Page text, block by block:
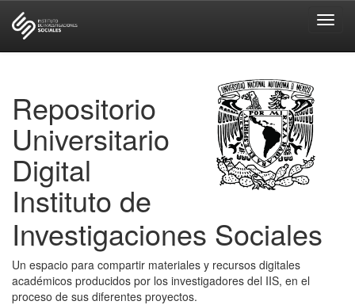
Repositorio
Universitario
Digital
Instituto de
Investigaciones Sociales
Un espacio para compartir materiales y recursos digitales
académicos producidos por los investigadores del IIS, en el
proceso de sus diferentes proyectos.